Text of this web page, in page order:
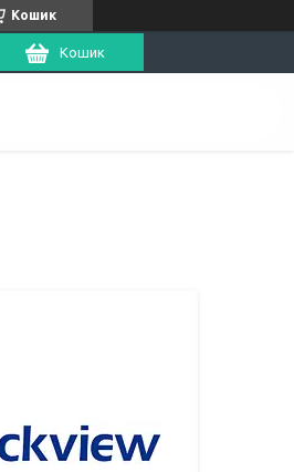
Кошик
Кошик